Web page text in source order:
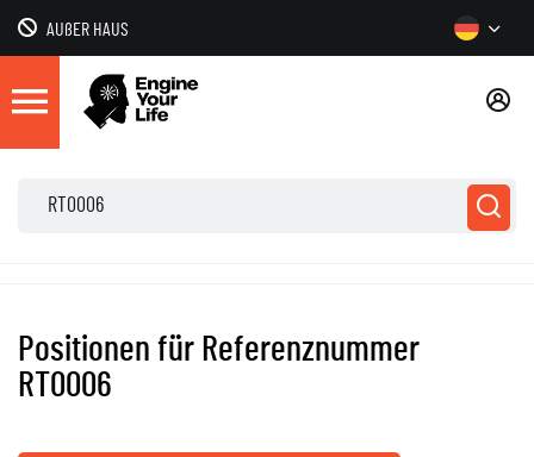
AUßER HAUS
Positionen für Referenznummer
RT0006